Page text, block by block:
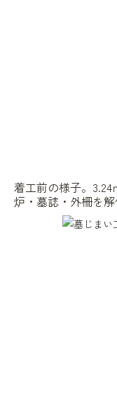
着工前の様子。
炉・墓誌・外柵を解